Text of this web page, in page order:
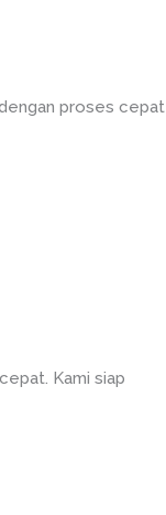
proses cepat
Kami siap